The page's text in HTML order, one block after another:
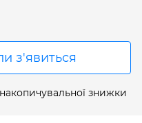
з'явиться
знижки